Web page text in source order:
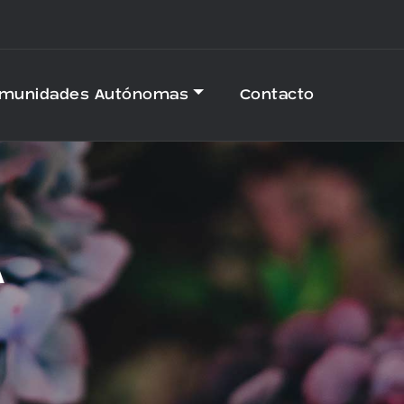
Autónomas Contacto